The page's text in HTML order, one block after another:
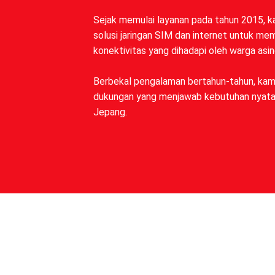
Sejak memulai layanan pada tahun 2015,
solusi jaringan SIM dan internet untuk
konektivitas yang dihadapi oleh warga
Berbekal pengalaman bertahun-tahun,
dukungan yang menjawab kebutuhan
Jepang.